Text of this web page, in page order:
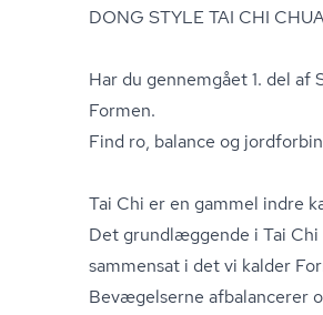
DONG STYLE TAI CHI
Har du gennemgået 1. del
Formen.
Find ro, balance og
Tai Chi er en gammel indre
Det grundlæggende i Tai
sammensat i det vi kalder
Bevægelserne afbalancerer